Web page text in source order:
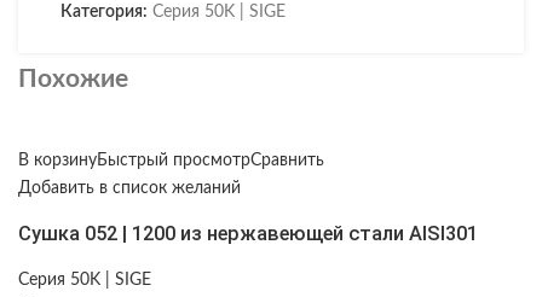
Категория: Серия 50K | SIGE
Похожие
В корзинуБыстрый просмотрСравнить
Добавить в список желаний
Cушка 052 | 1200 из нержавеющей стали AISI301
Серия 50K | SIGE